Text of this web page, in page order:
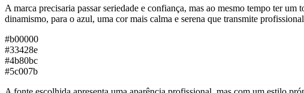
A marca precisaria passar seriedade e confiança, mas ao mesmo tempo ter
dinamismo, para o azul, uma cor mais calma e serena que transmite
#b00000
#33428e
#4b80bc
#5c007b